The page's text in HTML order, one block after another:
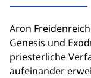
Aron
Genesis und
priesterliche
aufeinander